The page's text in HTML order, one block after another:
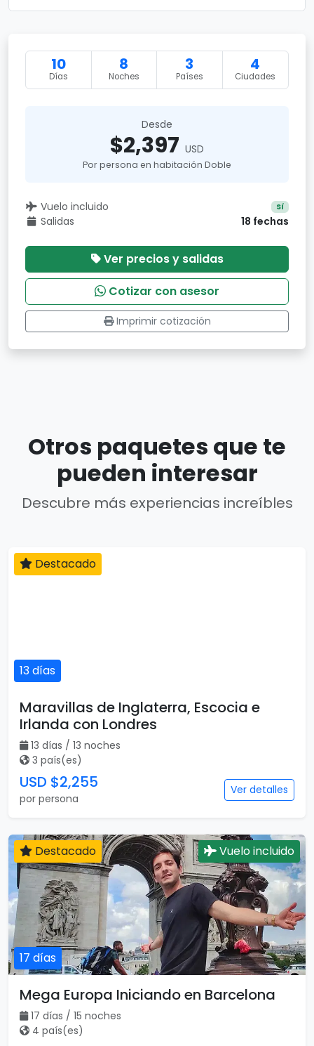
10
Días
8
Noches
3
Países
4
Ciudades
Desde
$2,397 USD
Por persona en habitación Doble
Vuelo incluido Sí
Salidas 18 fechas
Ver precios y salidas
Cotizar con asesor
Imprimir cotización
Otros paquetes que te
pueden interesar
Descubre más experiencias increíbles
13 días
Destacado
Maravillas de Inglaterra, Escocia e
Irlanda con Londres
13 días / 13 noches
3 país(es)
USD $2,255
por persona
Ver detalles
17 días
Destacado Vuelo incluido
Mega Europa Iniciando en Barcelona
17 días / 15 noches
4 país(es)